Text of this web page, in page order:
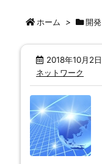
ホーム > 開発
2018年10月2日
ネットワーク